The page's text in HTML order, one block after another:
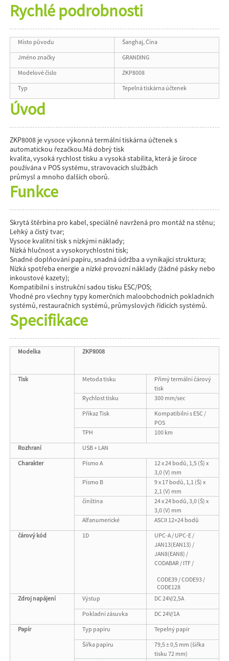
Rychlé podrobnosti
Místo původu
Šanghaj, Čína
Jméno značky
GRANDING
Modelové číslo
ZKP8008
Typ
Tepelná tiskárna účtenek
Úvod
ZKP8008 je vysoce výkonná termální tiskárna účtenek s
automatickou řezačkou.Má dobrý tisk
kvalita, vysoká rychlost tisku a vysoká stabilita, která je široce
používána v POS systému, stravovacích službách
průmysl a mnoho dalších oborů.
Funkce
Skrytá štěrbina pro kabel, speciálně navržená pro montáž na stěnu;
Lehký a čistý tvar;
Vysoce kvalitní tisk s nízkými náklady;
Nízká hlučnost a vysokorychlostní tisk;
Snadné doplňování papíru, snadná údržba a vynikající struktura;
Nízká spotřeba energie a nízké provozní náklady (žádné pásky nebo
inkoustové kazety);
Kompatibilní s instrukční sadou tisku ESC/POS;
Vhodné pro všechny typy komerčních maloobchodních pokladních
systémů, restauračních systémů, průmyslových řídicích systémů.
Specifikace
Modelka ZKP8008
Tisk Metoda tisku
Přímý termální čárový
tisk
Rychlost tisku
300 mm/sec
Příkaz Tisk
Kompatibilní s ESC /
POS
TPH
100 km
Rozhraní
USB + LAN
Charakter
Písmo A
12 x 24 bodů, 1,5 (Š) x
3,0 (V) mm
Písmo B
9 x 17 bodů, 1,1 (Š) x
2,1 (V) mm
čínština
24 x 24 bodů, 3,0 (Š) x
3,0 (V) mm
Alfanumerické
ASCII 12×24 bodů
čárový kód
1D
UPC-A / UPC-E /
JAN13(EAN13) /
JAN8(EAN8) /
CODABAR / ITF /
CODE39 / CODE93 /
CODE128
Zdroj napájení
Výstup
DC 24V/2,5A
Pokladní zásuvka
DC 24V/1A
Papír
Typ papíru
Tepelný papír
Šířka papíru
79,5 ± 0,5 mm (šířka
tisku 72 mm)